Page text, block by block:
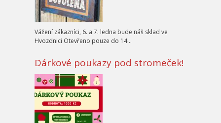
Vážení zákazníci, 6. a 7. ledna bude náš sklad ve
Hvozdnici Otevřeno pouze do 14…
Dárkové poukazy pod stromeček!